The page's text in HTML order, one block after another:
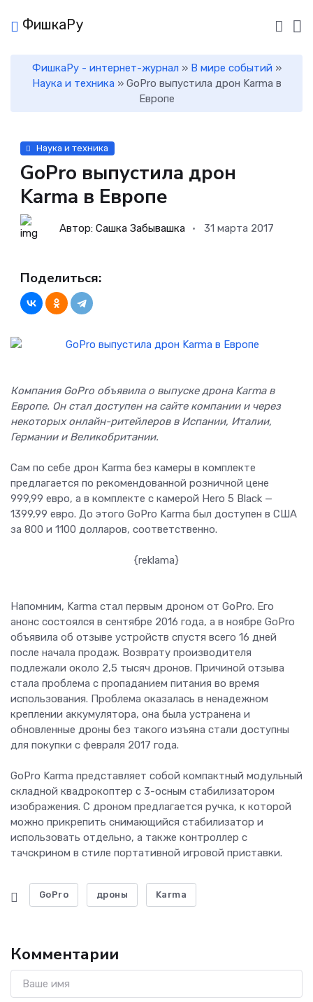
ФишкаРу
ФишкаРу - интернет-журнал » В мире событий »
Наука и техника » GoPro выпустила дрон Karma в
Европе
Наука и техника
GoPro выпустила дрон
Karma в Европе
Автор: Сашка Забывашка 31 марта 2017
Поделиться:
Компания GoPro объявила о выпуске дрона Karma в
Европе. Он стал доступен на сайте компании и через
некоторых онлайн-ритейлеров в Испании, Италии,
Германии и Великобритании.
Сам по себе дрон Karma без камеры в комплекте
предлагается по рекомендованной розничной цене
999,99 евро, а в комплекте с камерой Hero 5 Black —
1399,99 евро. До этого GoPro Karma был доступен в США
за 800 и 1100 долларов, соответственно.
{reklama}
Напомним, Karma стал первым дроном от GoPro. Его
анонс состоялся в сентябре 2016 года, а в ноябре GoPro
объявила об отзыве устройств спустя всего 16 дней
после начала продаж. Возврату производителя
подлежали около 2,5 тысяч дронов. Причиной отзыва
стала проблема с пропаданием питания во время
использования. Проблема оказалась в ненадежном
креплении аккумулятора, она была устранена и
обновленные дроны без такого изъяна стали доступны
для покупки с февраля 2017 года.
GoPro Karma представляет собой компактный модульный
складной квадрокоптер с 3-осным стабилизатором
изображения. С дроном предлагается ручка, к которой
можно прикрепить снимающийся стабилизатор и
использовать отдельно, а также контроллер с
тачскрином в стиле портативной игровой приставки.
GoPro дроны Karma
Комментарии